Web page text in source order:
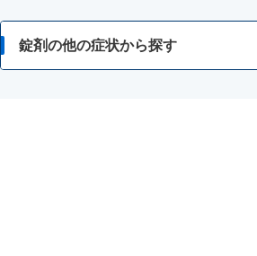
錠剤の他の症状から探す